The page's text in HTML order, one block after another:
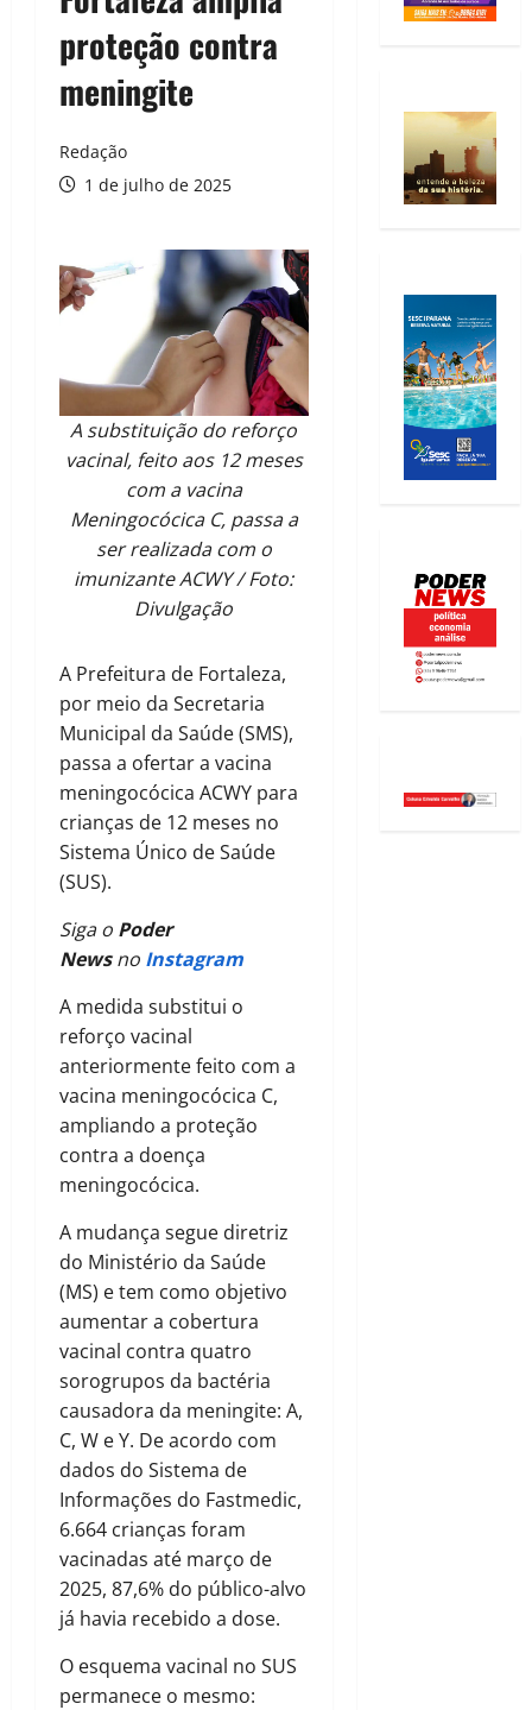
proteção contra
meningite
Redação
1 de julho de 2025
A substituição do reforço
vacinal, feito aos 12 meses
com a vacina
Meningocócica C, passa a
ser realizada com o
imunizante ACWY / Foto:
Divulgação
A Prefeitura de Fortaleza,
por meio da Secretaria
Municipal da Saúde (SMS),
passa a ofertar a vacina
meningocócica ACWY para
crianças de 12 meses no
Sistema Único de Saúde
(SUS).
Siga o Poder
Newsno Instagram
A medida substitui o
reforço vacinal
anteriormente feito com a
vacina meningocócica C,
ampliando a proteção
contra a doença
meningocócica.
A mudança segue diretriz
do Ministério da Saúde
(MS) e tem como objetivo
aumentar a cobertura
vacinal contra quatro
sorogrupos da bactéria
causadora da meningite: A,
C, W e Y. De acordo com
dados do Sistema de
Informações do Fastmedic,
6.664 crianças foram
vacinadas até março de
2025, 87,6% do público-alvo
já havia recebido a dose.
O esquema vacinal no SUS
permanece o mesmo: